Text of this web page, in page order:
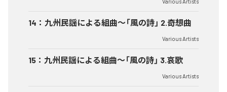
14 ： 九州民謡による組曲～「風の詩」 2.奇想曲
Various Artists
15 ： 九州民謡による組曲～「風の詩」 3.哀歌
Various Artists